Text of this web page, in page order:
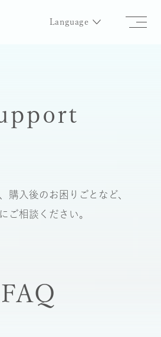
Language
購入後のお困りごとなど、
ご相談ください。
FAQ